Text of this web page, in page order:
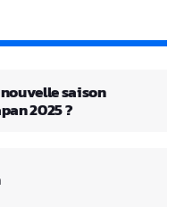
saison
2025 ?